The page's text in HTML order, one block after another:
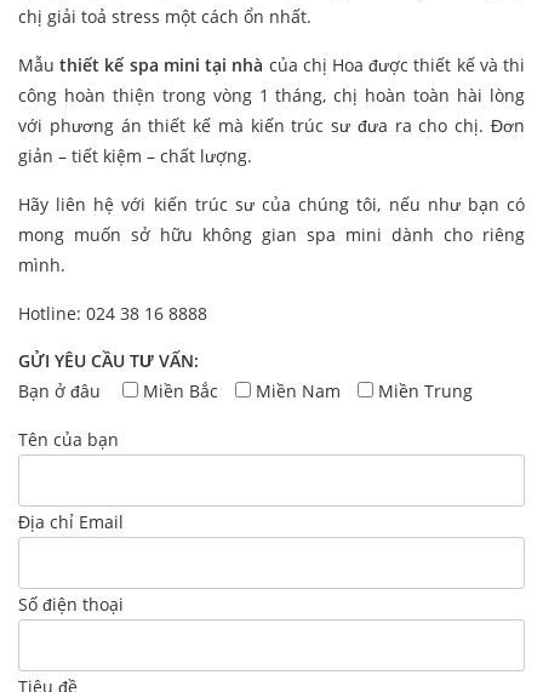
chị giải toả stress một cách ổn nhất.
Mẫuthiết kế spa mini tại nhà của chị Hoa được thiết kế và thi
công hoàn thiện trong vòng 1 tháng, chị hoàn toàn hài lòng
với phương án thiết kế mà kiến trúc sư đưa ra cho chị. Đơn
giản – tiết kiệm – chất lượng.
Hãy liên hệ với kiến trúc sư của chúng tôi, nếu như bạn có
mong muốn sở hữu không gian spa mini dành cho riêng
mình.
Hotline: 024 38 16 8888
GỬI YÊU CẦU TƯ VẤN:
Bạn ở đâu
Miền Bắc Miền Nam Miền Trung
Tên của bạn
Địa chỉ Email
Số điện thoại
Tiêu đề